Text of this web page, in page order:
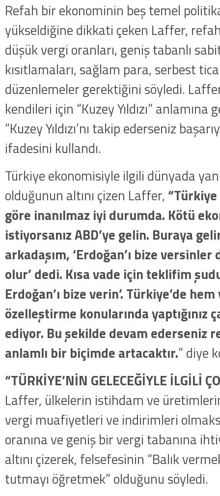
Refah bir ekonominin beş temel
yükseldiğine dikkati çeken Laffer,
düşük vergi oranları, geniş tabanlı
kısıtlamaları, sağlam para, serbest
düzenlemeler gerektiğini söyledi.
kendileri için “Kuzey Yıldızı”
“Kuzey Yıldızı’nı takip ederseniz
ifadesini kullandı.
Türkiye ekonomisiyle ilgili dünyada
olduğunun altını çizen Laffer,
göre inanılmaz iyi durumda. Kötü
istiyorsanız ABD’ye gelin. Buraya
arkadaşım, ‘Erdoğan’ı bize
olur’ dedi. Kısa vade için teklifim
Erdoğan’ı bize verin’. Türkiye’de
özelleştirme konularında yaptığınız
ediyor. Bu şekilde devam ederseniz
anlamlı bir biçimde artacaktır.” diye
“TÜRKİYE’NİN GELECEĞİYLE İLGİLİ
Laffer, ülkelerin istihdam ve
vergi muafiyetleri ve indirimleri
oranına ve geniş bir vergi tabanına
altını çizerek, felsefesinin “Balık
tutmayı öğretmek” olduğunu söyledi.